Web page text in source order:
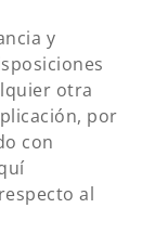
y
otra
por
con
al